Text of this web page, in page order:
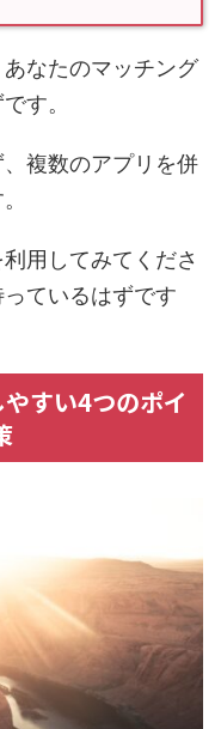
なたのマッチング
す。
複数のアプリを併
用してみてくださ
ているはずです
すい4つのポイ